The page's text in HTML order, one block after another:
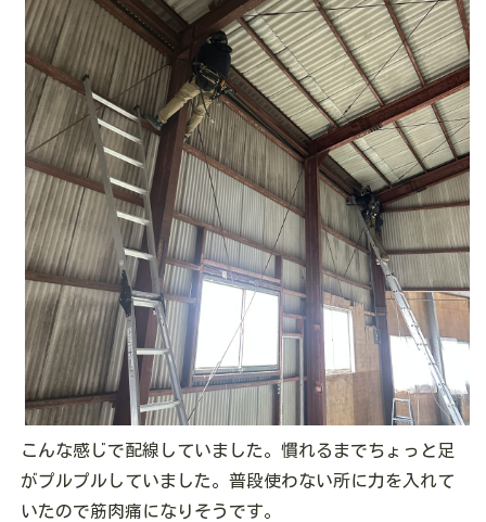
こんな感じで配線していました。慣れるまでちょっと足
がプルプルしていました。普段使わない所に力を入れて
いたので筋肉痛になりそうです。